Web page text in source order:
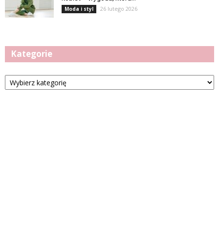
Moda i styl 26 lutego 2026
Kategorie
Kategorie